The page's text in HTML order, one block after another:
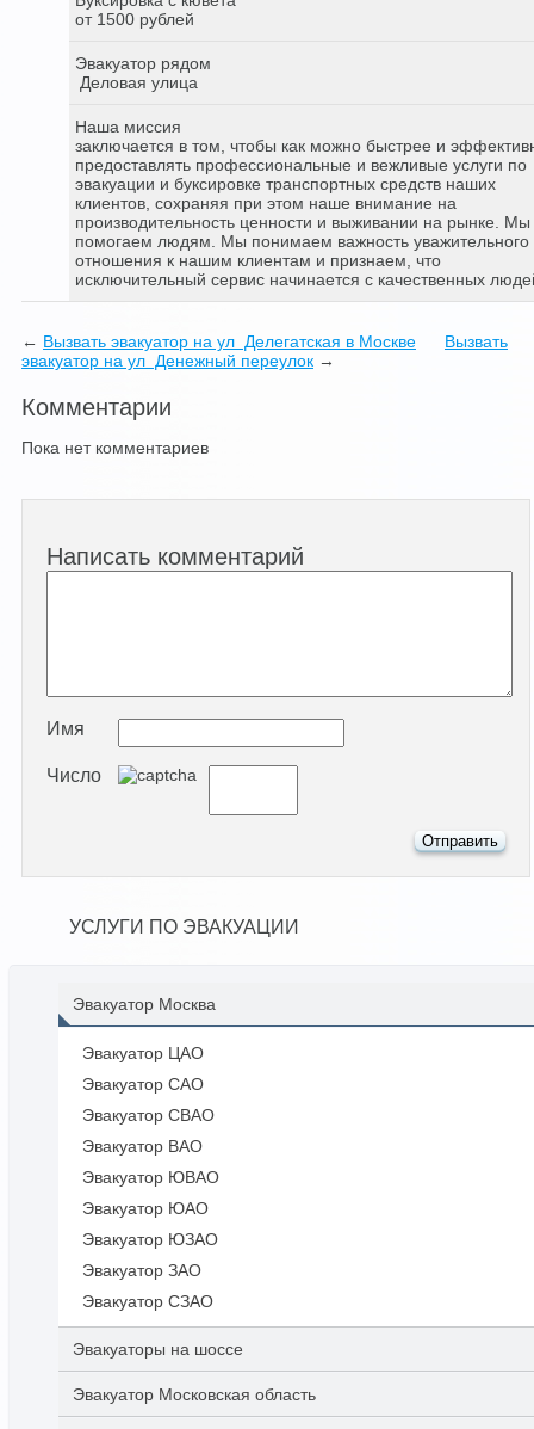
от 1500 рублей
Эвакуатор рядом
Деловая улица
Наша миссия
заключается в том, чтобы как можно быстрее и
предоставлять профессиональные и вежливые услуги по
эвакуации и буксировке транспортных средств наших
клиентов, сохраняя при этом наше внимание на
производительность ценности и выживании на рынке. Мы
помогаем людям. Мы понимаем важность уважительного
отношения к нашим клиентам и признаем, что
исключительный сервис начинается с качественных
← Вызвать эвакуатор на ул Делегатская в Москве
Вызвать
эвакуатор на ул Денежный переулок →
Комментарии
Пока нет комментариев
Написать комментарий
Имя
Число
УСЛУГИ ПО ЭВАКУАЦИИ
Эвакуатор Москва
Эвакуатор ЦАО
Эвакуатор САО
Эвакуатор СВАО
Эвакуатор ВАО
Эвакуатор ЮВАО
Эвакуатор ЮАО
Эвакуатор ЮЗАО
Эвакуатор ЗАО
Эвакуатор СЗАО
Эвакуаторы на шоссе
Эвакуатор Московская область